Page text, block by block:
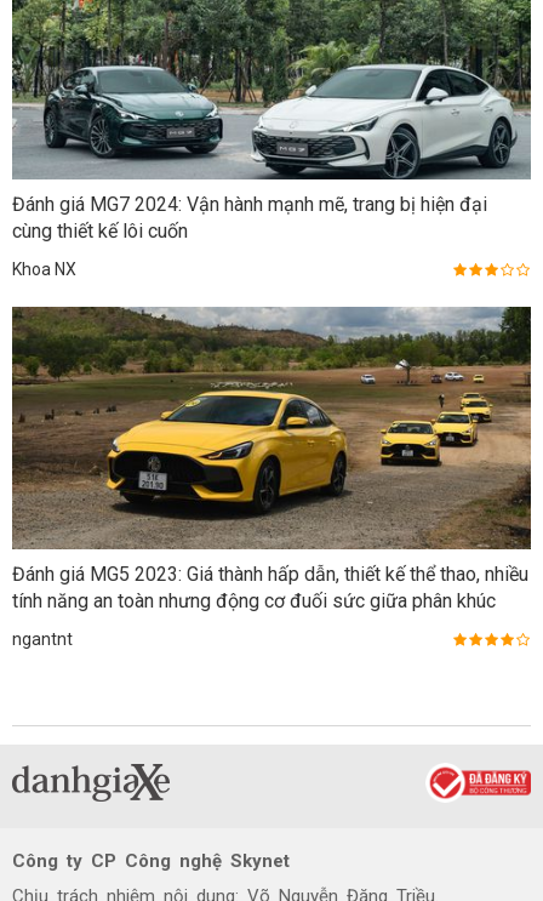
Đánh giá MG7 2024: Vận hành mạnh mẽ, trang bị hiện đại
cùng thiết kế lôi cuốn
Khoa NX
Đánh giá MG5 2023: Giá thành hấp dẫn, thiết kế thể thao, nhiều
tính năng an toàn nhưng động cơ đuối sức giữa phân khúc
ngantnt
Công ty CP Công nghệ Skynet
Chịu trách nhiệm nội dung: Võ Nguyễn Đăng Triều.